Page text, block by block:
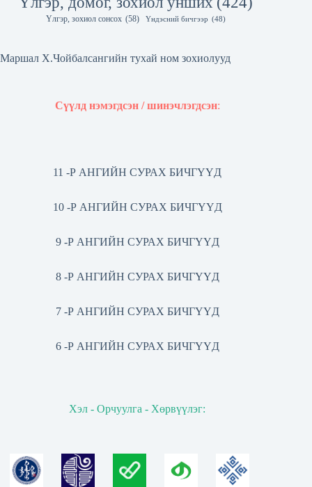
Үлгэр, зохиол сонсох (58) Үндэсний бичгээр (48)
Маршал Х.Чойбалсангийн тухай ном зохиолууд
Сүүлд нэмэгдсэн / шинэчлэгдсэн:
11 -Р АНГИЙН СУРАХ БИЧГҮҮД
10 -Р АНГИЙН СУРАХ БИЧГҮҮД
9 -Р АНГИЙН СУРАХ БИЧГҮҮД
8 -Р АНГИЙН СУРАХ БИЧГҮҮД
7 -Р АНГИЙН СУРАХ БИЧГҮҮД
6 -Р АНГИЙН СУРАХ БИЧГҮҮД
Хэл - Орчуулга - Хөрвүүлэг: